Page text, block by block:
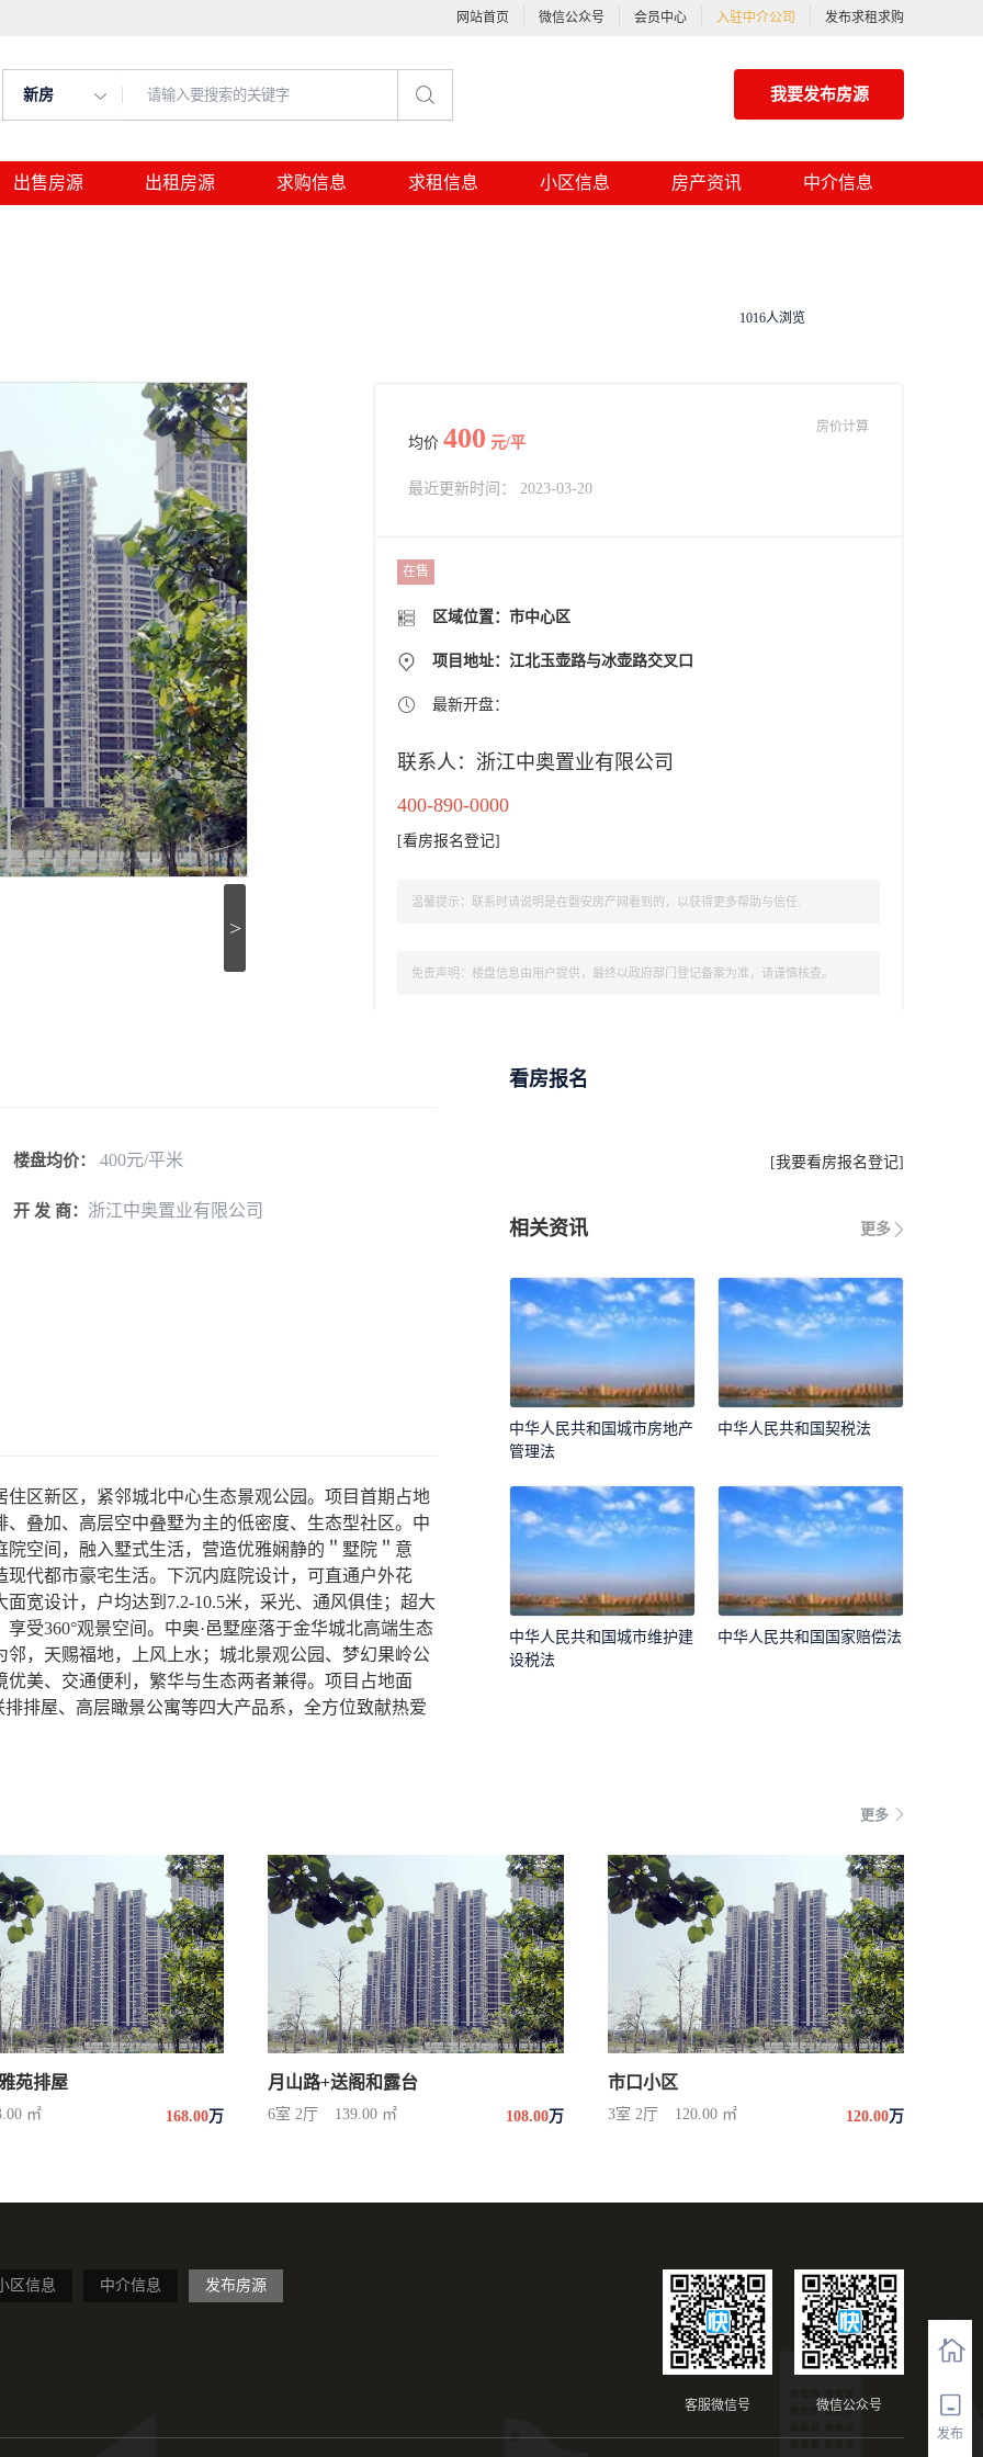
网站首页 微信公众号 会员中心 入驻中介公司 发布求租求购
新房 我要发布房源
出售房源 出租房源 求购信息 求租信息 小区信息 房产资讯 中介信息
发布
1016人浏览
>
均价 400 元/平
房价计算
最近更新时间： 2023-03-20
在售
区域位置： 市中心区
项目地址：江北玉壶路与冰壶路交叉口
最新开盘：
联系人：浙江中奥置业有限公司
400-890-0000
[看房报名登记]
温馨提示：联系时请说明是在磐安房产网看到的，以获得更多帮助与信任.
免责声明：楼盘信息由用户提供，最终以政府部门登记备案为准，请谨慎核查。
楼盘均价： 400元/平米
开 发 商： 浙江中奥置业有限公司
区新区，紧邻城北中心生态景观公园。项目首期占地
、叠加、高层空中叠墅为主的低密度、生态型社区。中
空间，融入墅式生活，营造优雅娴静的＂墅院＂意
代都市豪宅生活。下沉内庭院设计，可直通户外花
宽设计，户均达到7.2-10.5米，采光、通风俱佳；超大
受360°观景空间。中奥·邑墅座落于金华城北高端生态
，天赐福地，上风上水；城北景观公园、梦幻果岭公
美、交通便利，繁华与生态两者兼得。项目占地面
排屋、高层瞰景公寓等四大产品系，全方位致献热爱
看房报名
[我要看房报名登记]
更多
相关资讯
中华人民共和国城市房地产
管理法
中华人民共和国契税法
中华人民共和国城市维护建
设税法
中华人民共和国国家赔偿法
更多
苑排屋
㎡ 168.00万
月山路+送阁和露台
6室 2厅 139.00 ㎡ 108.00万
市口小区
3室 2厅 120.00 ㎡ 120.00万
区信息 中介信息 发布房源
微信公众号
客服微信号